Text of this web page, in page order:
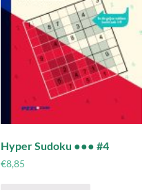
Hyper Sudoku ●●● #4
€8,85